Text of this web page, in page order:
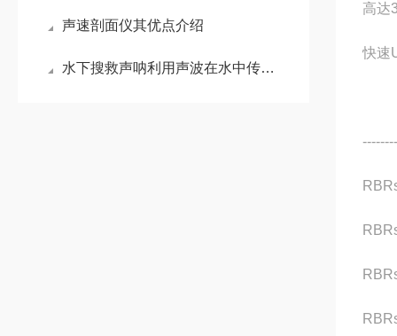
声速剖面仪其优点介绍
水下搜救声呐利用声波在水中传播的特性进行工作
高达
快速